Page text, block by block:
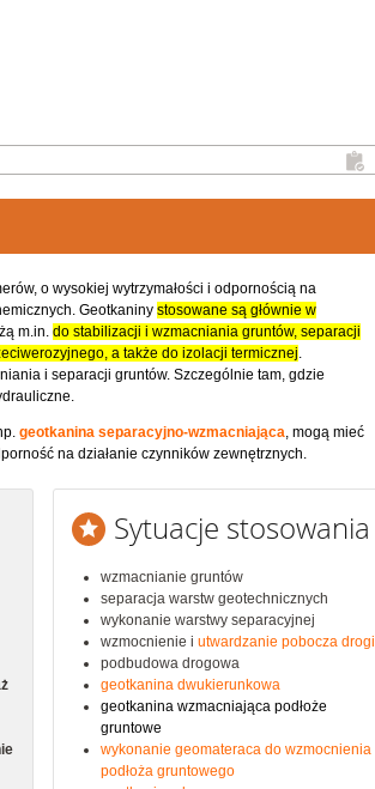
o wysokiej wytrzymałości i odpornością na
Geotkaniny stosowane są głównie w
m.in. do stabilizacji i wzmacniania gruntów, separacji
a także do izolacji termicznej.
i separacji gruntów. Szczególnie tam, gdzie
geotkanina separacyjno-wzmacniająca, mogą mieć
na działanie czynników zewnętrznych.
Sytuacje stosowania
wzmacnianie gruntów
separacja warstw geotechnicznych
wykonanie warstwy separacyjnej
wzmocnienie i utwardzanie pobocza drogi
podbudowa drogowa
geotkanina dwukierunkowa
geotkanina wzmacniająca podłoże
gruntowe
wykonanie geomateraca do wzmocnienia
podłoża gruntowego